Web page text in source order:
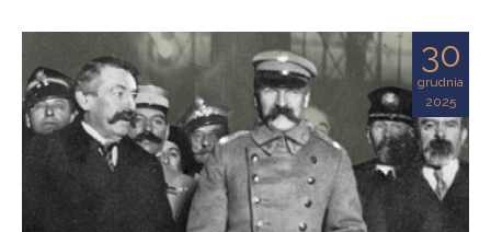
30
grudnia
2025